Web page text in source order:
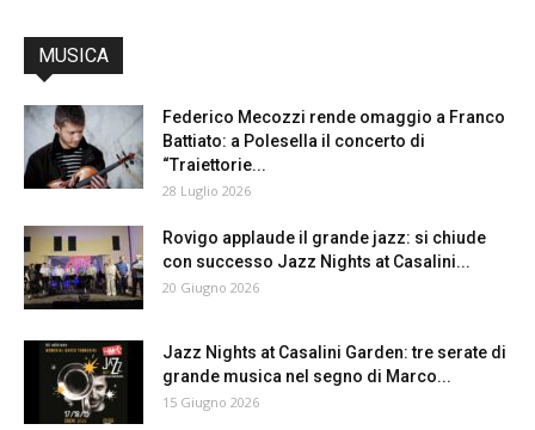
MUSICA
Federico Mecozzi rende omaggio a Franco
Battiato: a Polesella il concerto di
“Traiettorie...
28 Luglio 2026
Rovigo applaude il grande jazz: si chiude
con successo Jazz Nights at Casalini...
20 Giugno 2026
Jazz Nights at Casalini Garden: tre serate di
grande musica nel segno di Marco...
15 Giugno 2026